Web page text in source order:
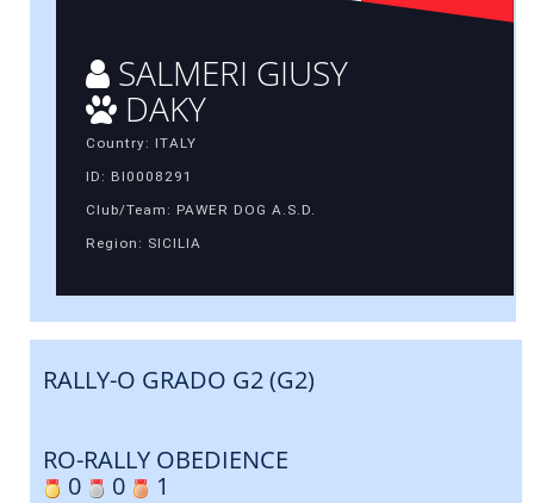
SALMERI GIUSY
DAKY
Country: ITALY
ID: BI0008291
Club/Team: PAWER DOG A.S.D.
Region: SICILIA
RALLY-O GRADO G2 (G2)
RO-RALLY OBEDIENCE
0
0 1